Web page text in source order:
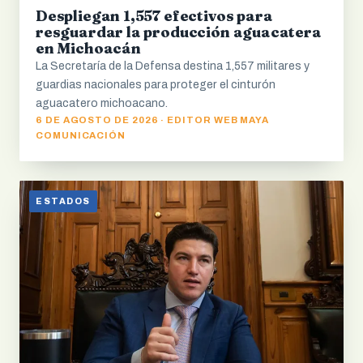
Despliegan 1,557 efectivos para
resguardar la producción aguacatera
en Michoacán
La Secretaría de la Defensa destina 1,557 militares y
guardias nacionales para proteger el cinturón
aguacatero michoacano.
6 DE AGOSTO DE 2026 · EDITOR WEB MAYA
COMUNICACIÓN
ESTADOS